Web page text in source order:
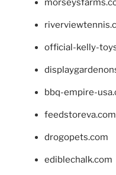
official-kelly-
bbq-empire-
feedstoreva.com
drogopets.com
ediblechalk.com